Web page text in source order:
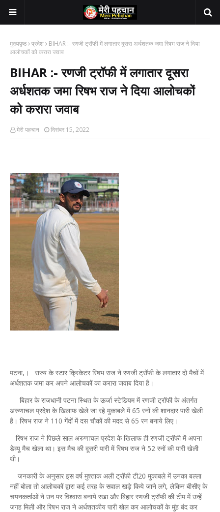
मुख्यपृष्ठ प्रदेश
BIHAR :- रणजी ट्रॉफी में लगातार दूसरा अर्धशतक जमा रिषभ राज ने दिया
आलोचकों को करारा जवाब
BIHAR :- रणजी ट्रॉफी में लगातार दूसरा
अर्धशतक जमा रिषभ राज ने दिया आलोचकों
को करारा जवाब
मेरी पहचान दिसंबर 15, 2022
पटना,। राज्य के स्टार क्रिकेटर रिषभ राज ने रणजी ट्रॉफी के लगातार दो मैचों में
अर्धशतक जमा कर अपने आलोचकों का करारा जवाब दिया है।
बिहार के राजधानी पटना स्थित के ऊर्जा स्टेडियम में रणजी ट्रॉफी के अंतर्गत
अरुणाचल प्रदेश के खिलाफ खेले जा रहे मुकाबले में 65 रनों की शानदार पारी खेली
है। रिषभ राज ने 110 गेंदों में दस चौकों की मदद से 65 रन बनाये लिए।
रिषभ राज ने पिछले साल अरुणाचल प्रदेश के खिलाफ ही रणजी ट्रॉफी में अपना
डेव्यू मैच खेला था। इस मैच की दूसरी पारी में रिषभ राज ने 52 रनों की पारी खेली
थी।
जनकारी के अनुसार इस वर्ष मुश्ताक अली ट्रॉफी टी20 मुकाबले में उनका बल्ला
नहीं बोला तो आलोचकों द्वारा कई तरह के सवाल खड़े किये जाने लगे, लेकिन बीसीए के
चयनकर्ताओं ने उन पर विश्वास बनाये रखा और बिहार रणजी ट्रॉफी की टीम में उन्हें
जगह मिली और रिषभ राज ने अर्धशतकीय पारी खेल कर आलोचकों के मुंह बंद कर